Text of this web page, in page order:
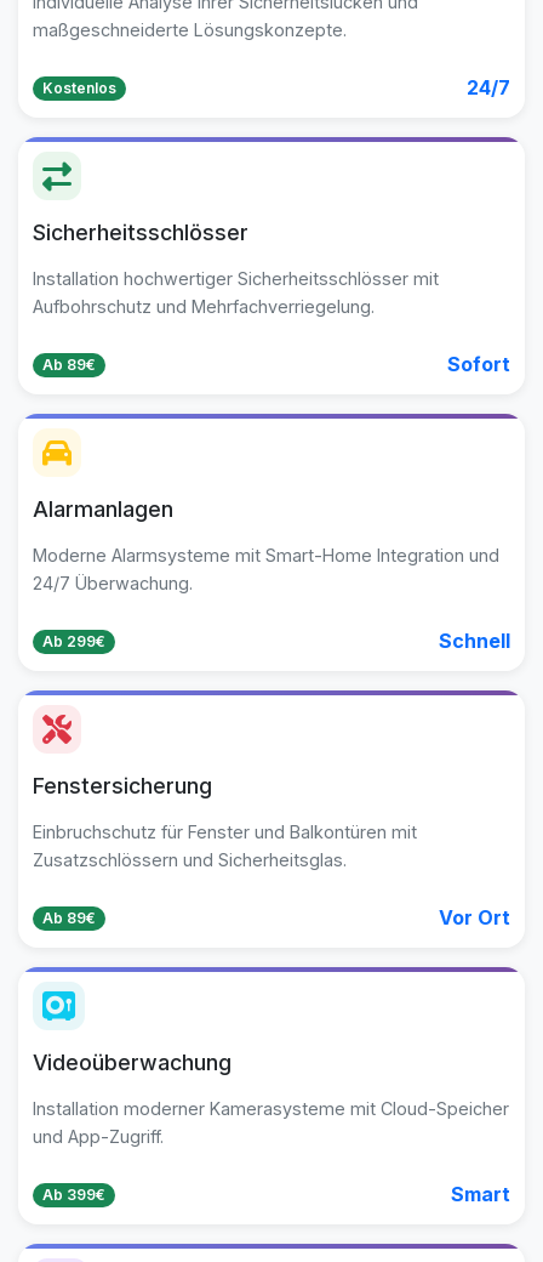
maßgeschneiderte Lösungskonzepte.
Kostenlos 24/7
Sicherheitsschlösser
Installation hochwertiger Sicherheitsschlösser mit
Aufbohrschutz und Mehrfachverriegelung.
Ab 89€ Sofort
Alarmanlagen
Moderne Alarmsysteme mit Smart-Home Integration und
24/7 Überwachung.
Ab 299€ Schnell
Fenstersicherung
Einbruchschutz für Fenster und Balkontüren mit
Zusatzschlössern und Sicherheitsglas.
Ab 89€ Vor Ort
Videoüberwachung
Installation moderner Kamerasysteme mit Cloud-Speicher
und App-Zugriff.
Ab 399€ Smart